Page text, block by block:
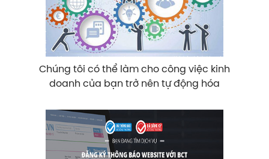
Chúng tôi có thể làm cho công việc kinh
doanh của bạn trở nên tự động hóa